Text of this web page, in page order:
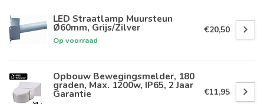
LED Straatlamp Muursteun
Ø60mm, Grijs/Zilver
Op voorraad
€20,50
Opbouw Bewegingsmelder, 180
graden, Max. 1200w, IP65, 2 Jaar
Garantie €11,95